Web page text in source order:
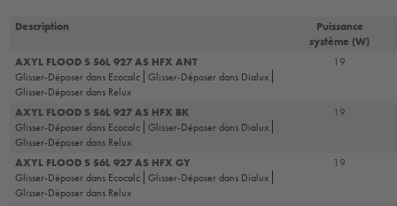
Description
Puissance
système (W)
AXYL FLOOD S 56L 927 AS HFX ANT
Glisser-Déposer dans Ecocalc Glisser-Déposer dans Dialux
Glisser-Déposer dans Relux
19
AXYL FLOOD S 56L 927 AS HFX BK
Glisser-Déposer dans Ecocalc Glisser-Déposer dans Dialux
Glisser-Déposer dans Relux
19
AXYL FLOOD S 56L 927 AS HFX GY
Glisser-Déposer dans Ecocalc Glisser-Déposer dans Dialux
Glisser-Déposer dans Relux
19